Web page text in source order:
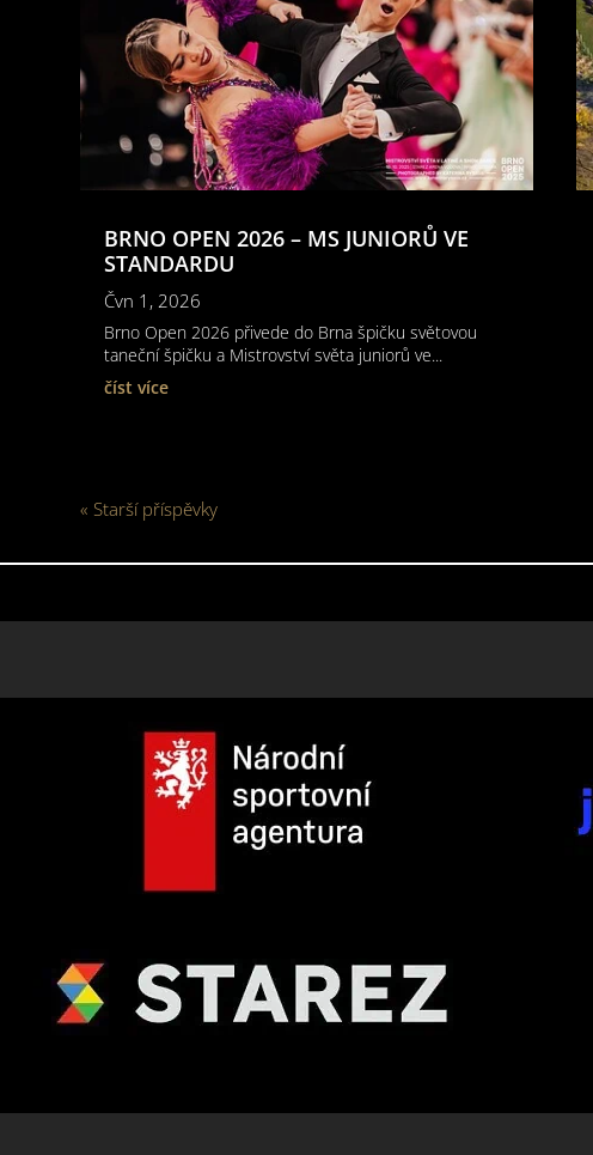
BRNO OPEN 2026 – MS JUNIORŮ VE
STANDARDU
Čvn 1, 2026
Brno Open 2026 přivede do Brna špičku světovou
taneční špičku a Mistrovství světa juniorů ve...
číst více
« Starší příspěvky